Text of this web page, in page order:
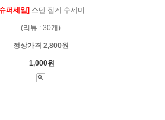
퍼세일] 스텐 집게 수세미
(리뷰 : 30개)
정상가격2,800원
1,000원